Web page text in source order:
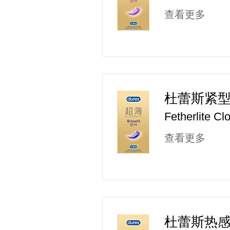
查看更多
杜蕾斯紧
Fetherlite
查看更多
杜蕾斯热